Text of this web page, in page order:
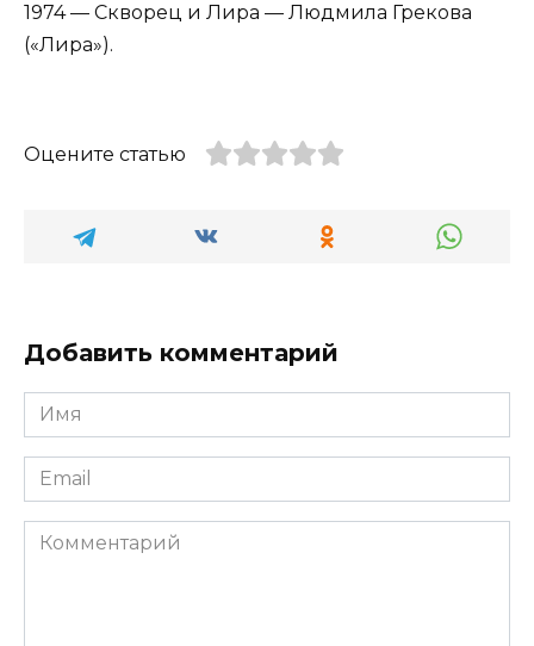
1974 — Скворец и Лира — Людмила Грекова
(«Лира»).
Оцените статью
Добавить комментарий
Имя
*
Email
*
Комментарий